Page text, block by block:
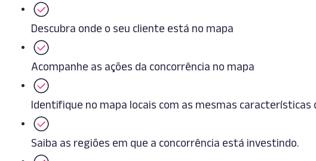
Descubra onde o seu cliente está no mapa
Acompanhe as ações da concorrência no mapa
Identifique no mapa locais com as mesmas características
Saiba as regiões em que a concorrência está investindo.